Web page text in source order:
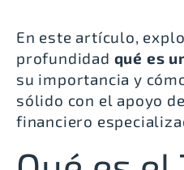
En este artículo,
profundidad qué es
su importancia y
sólido con el apoyo
financiero